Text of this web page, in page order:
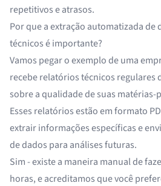
repetitivos e atrasos.
Por que a extração automatizada de
técnicos é importante?
Vamos pegar o exemplo de uma
recebe relatórios técnicos regulares
sobre a qualidade de suas matérias-
Esses relatórios estão em formato
extrair informações específicas e
de dados para análises futuras.
Sim - existe a maneira manual de
horas, e acreditamos que você